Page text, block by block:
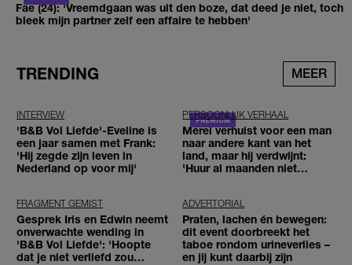
Fae (24): 'Vreemdgaan was uit den boze, dat deed je niet, toch
bleek mijn partner zelf een affaire te hebben'
TRENDING MEER
INTERVIEW
'B&B Vol Liefde'-Eveline is
een jaar samen met Frank:
'Hij zegde zijn leven in
Nederland op voor mij'
PERSOONLIJK VERHAAL
Merel verhuist voor een man
naar andere kant van het
land, maar hij verdwijnt:
'Huur al maanden niet
FRAGMENT GEMIST
Gesprek Iris en Edwin neemt
onverwachte wending in
'B&B Vol Liefde': 'Hoopte
dat je niet verliefd zou
ADVERTORIAL
Praten, lachen én bewegen:
dit event doorbreekt het
taboe rondom urineverlies –
en jij kunt daarbij zijn